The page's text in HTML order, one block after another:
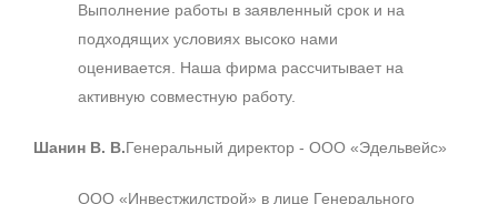
Выполнение работы в заявленный срок и на
подходящих условиях высоко нами
оценивается. Наша фирма рассчитывает на
активную совместную работу.
Шанин В. В.Генеральный директор - ООО «Эдельвейс»
ООО «Инвестжилстрой» в лице Генерального